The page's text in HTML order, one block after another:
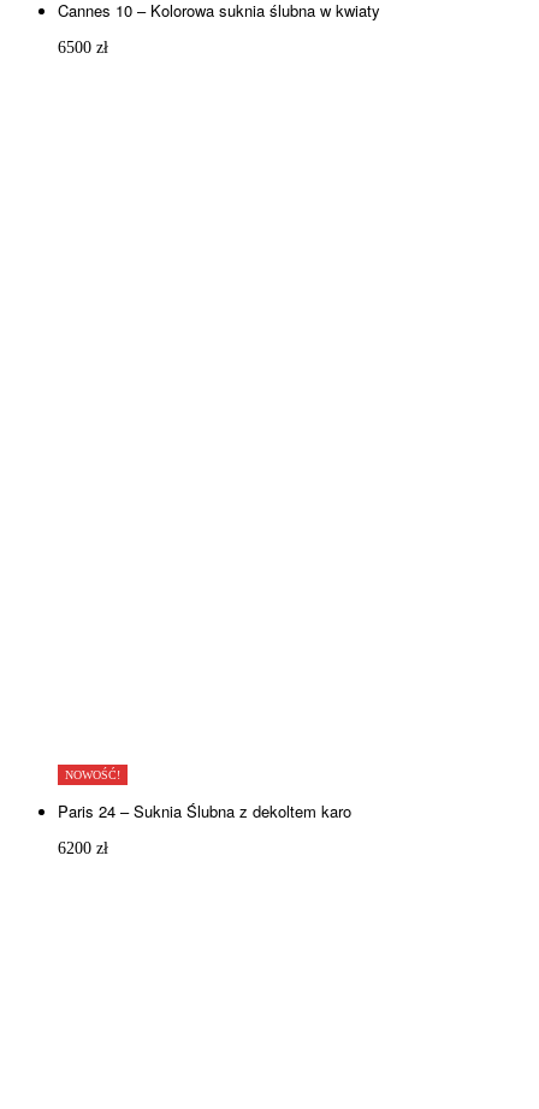
Cannes 10 – Kolorowa suknia ślubna w kwiaty
6500 zł
NOWOŚĆ!
Paris 24 – Suknia Ślubna z dekoltem karo
6200 zł